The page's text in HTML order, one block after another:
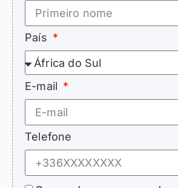
País
E-mail
Telefone